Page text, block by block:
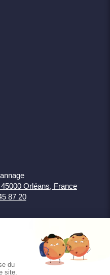
Orléans, France
87 20